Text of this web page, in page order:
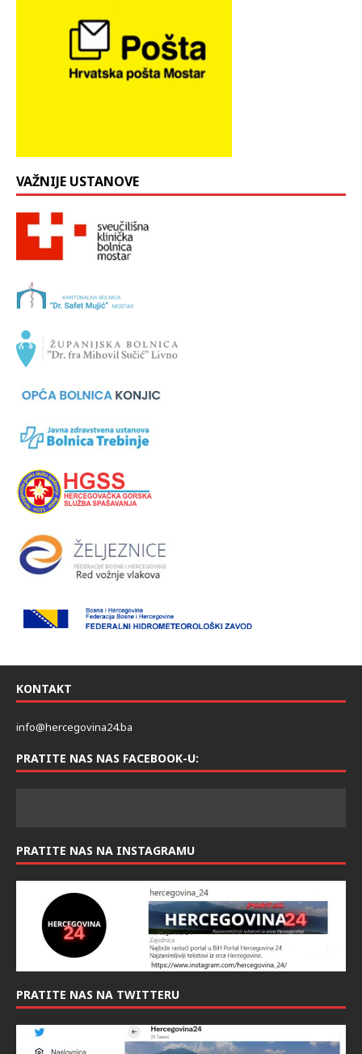
VAŽNIJE USTANOVE
KONTAKT
info@hercegovina24.ba
PRATITE NAS NAS FACEBOOK-U:
PRATITE NAS NA INSTAGRAMU
PRATITE NAS NA TWITTERU